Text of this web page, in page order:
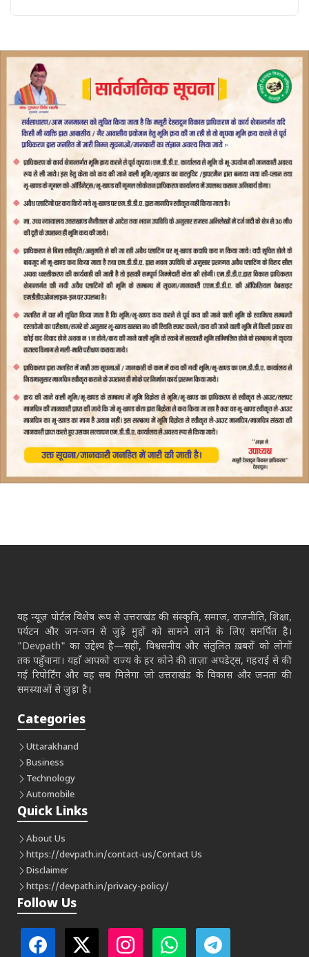
यह न्यूज़ पोर्टल विशेष रूप से उत्तराखंड की संस्कृति, समाज, राजनीति, शिक्षा,
पर्यटन और जन-जन से जुड़े मुद्दों को सामने लाने के लिए समर्पित है।
"Devpath" का उद्देश्य है—सही, विश्वसनीय और संतुलित ख़बरों को लोगों
तक पहुँचाना। यहाँ आपको राज्य के हर कोने की ताज़ा अपडेट्स, गहराई से की
गई रिपोर्टिंग और वह सब मिलेगा जो उत्तराखंड के विकास और जनता की
समस्याओं से जुड़ा है।
Categories
Uttarakhand
Business
Technology
Automobile
Quick Links
About Us
https://devpath.in/contact-us/Contact Us
Disclaimer
https://devpath.in/privacy-policy/
Follow Us